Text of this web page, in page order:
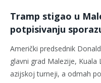
Tramp stigao u
potpisivanju
Američki predsednik
glavni grad Malezije,
azijskoj turneji, a odmah